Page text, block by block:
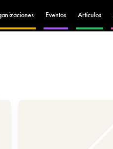
Eventos Artículos